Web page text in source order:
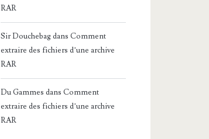
RAR
Sir DouchebagdansComment
extraire des fichiers d’une archive
RAR
Du Gammes dansComment
extraire des fichiers d’une archive
RAR